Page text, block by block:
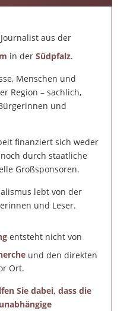
aus der
in der Südpfalz.
Menschen und
Region – sachlich,
und
finanziert sich weder
durch staatliche
Großsponsoren.
lebt von der
und Leser.
entsteht nicht von
und den direkten
Ort.
Sie dabei, dass die